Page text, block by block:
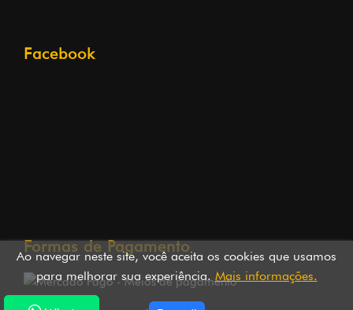
Ao navegar neste site, você aceita os cookies que usamos
para melhorar sua experiência. Mais informações.
Facebook
Formas de Pagamento